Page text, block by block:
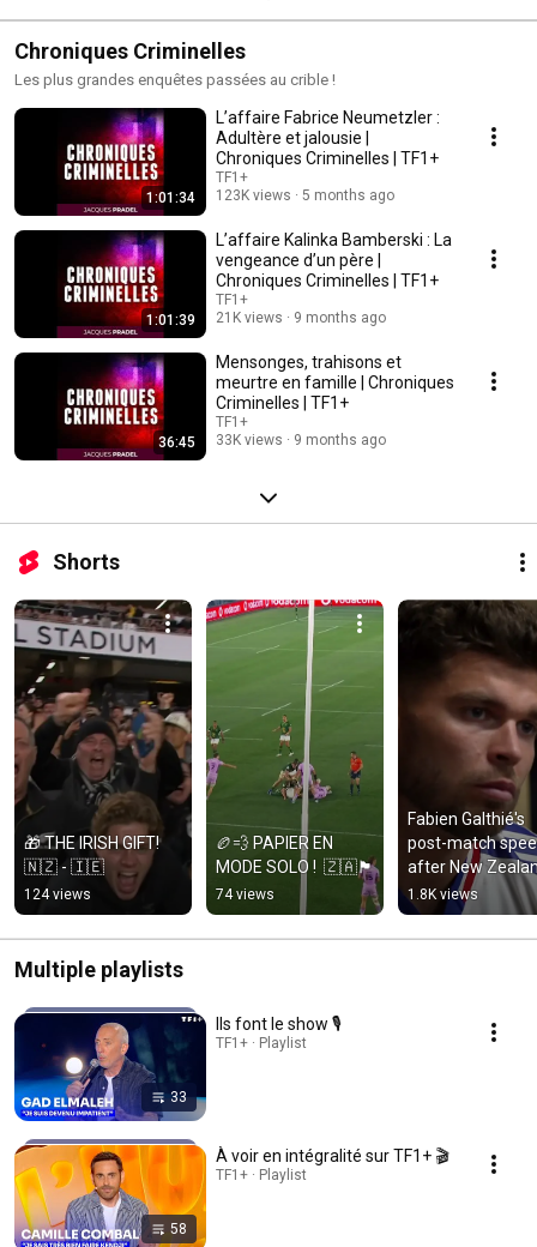
Chroniques Criminelles
Les plus grandes enquêtes passées au crible !
1:01:34
L’affaire Fabrice Neumetzler :
Adultère et jalousie |
Chroniques Criminelles | TF1+
TF1+
123K views
5 months ago
1:01:39
L’affaire Kalinka Bamberski : La
vengeance d’un père |
Chroniques Criminelles | TF1+
TF1+
21K views
9 months ago
36:45
Mensonges, trahisons et
meurtre en famille | Chroniques
Criminelles | TF1+
TF1+
33K views
9 months ago
Shorts
🎁 THE IRISH GIFT!
🇳🇿 - 🇮🇪
124 views
🏉💨 PAPIER EN
MODE SOLO !  🇿🇦🏴󠁧󠁢󠁳󠁣󠁴󠁿
74 views
Fabien Galthié's
post-match
after New
vs. France.
1.8K views
Multiple playlists
33
Ils font le show 🎙️
TF1+ · Playlist
58
À voir en intégralité sur TF1+ 🎬
TF1+ · Playlist